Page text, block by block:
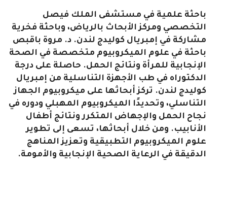
باحثة علمية في مستشفى الملك فيصل
التخصصي ومركز الأبحاث بالرياض، وباحثة فخرية
مشاركة في إمبريال كوليدج لندن. د. مروة باقبص
باحثة في علوم الميكروبيوم متخصصة في الصحة
الإنجابية للمرأة ونتائج الحمل. حاصلة على درجة
الدكتوراه في طب الأجهزة التناسلية من إمبريال
كوليدج لندن. تركز أبحاثها على ميكروبيوم الجهاز
التناسلي، وتحديدًا الميكروبيوم المهبلي ودوره في
نجاح الحمل والإجهاض المتكرر ونتائج أطفال
الأنابيب. ومن خلال أبحاثها، تسعى إلى تطوير
علوم الميكروبيوم التطبيقية وتعزيز المناهج
الدقيقة في الرعاية الصحية الإنجابية والأمومة.